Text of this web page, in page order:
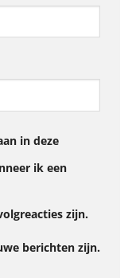
in deze
ik een
zijn.
berichten zijn.